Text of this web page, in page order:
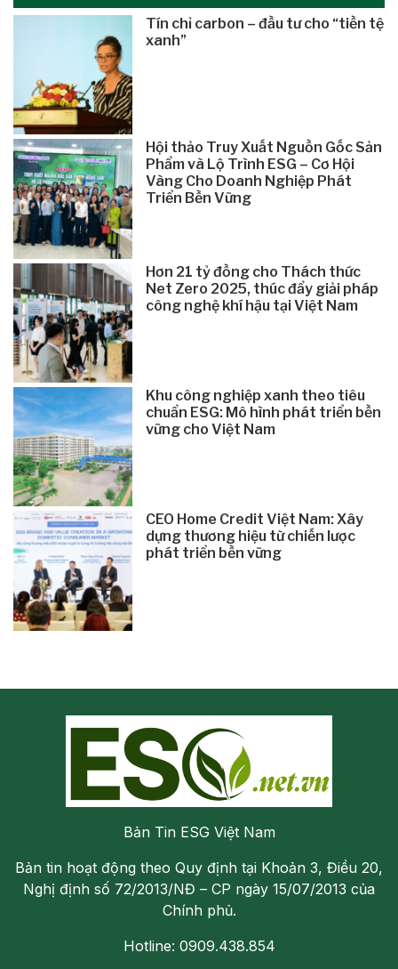
Tín chỉ carbon – đầu tư cho “tiền tệ
xanh”
Hội thảo Truy Xuất Nguồn Gốc Sản
Phẩm và Lộ Trình ESG – Cơ Hội
Vàng Cho Doanh Nghiệp Phát
Triển Bền Vững
Hơn 21 tỷ đồng cho Thách thức
Net Zero 2025, thúc đẩy giải pháp
công nghệ khí hậu tại Việt Nam
Khu công nghiệp xanh theo tiêu
chuẩn ESG: Mô hình phát triển bền
vững cho Việt Nam
CEO Home Credit Việt Nam: Xây
dựng thương hiệu từ chiến lược
phát triển bền vững
Bản Tin ESG Việt Nam
Bản tin hoạt động theo Quy định tại Khoản 3, Điều 20,
Nghị định số 72/2013/NĐ – CP ngày 15/07/2013 của
Chính phủ.
Hotline: 0909.438.854